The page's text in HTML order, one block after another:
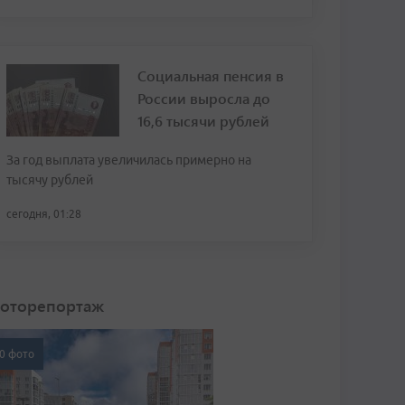
Социальная пенсия в
России выросла до
16,6 тысячи рублей
За год выплата увеличилась примерно на
тысячу рублей
сегодня, 01:28
фото